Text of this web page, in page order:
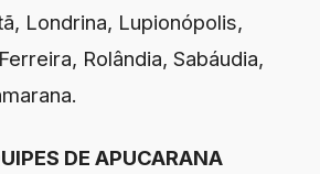
Londrina, Lupionópolis,
Rolândia, Sabáudia,
DE APUCARANA